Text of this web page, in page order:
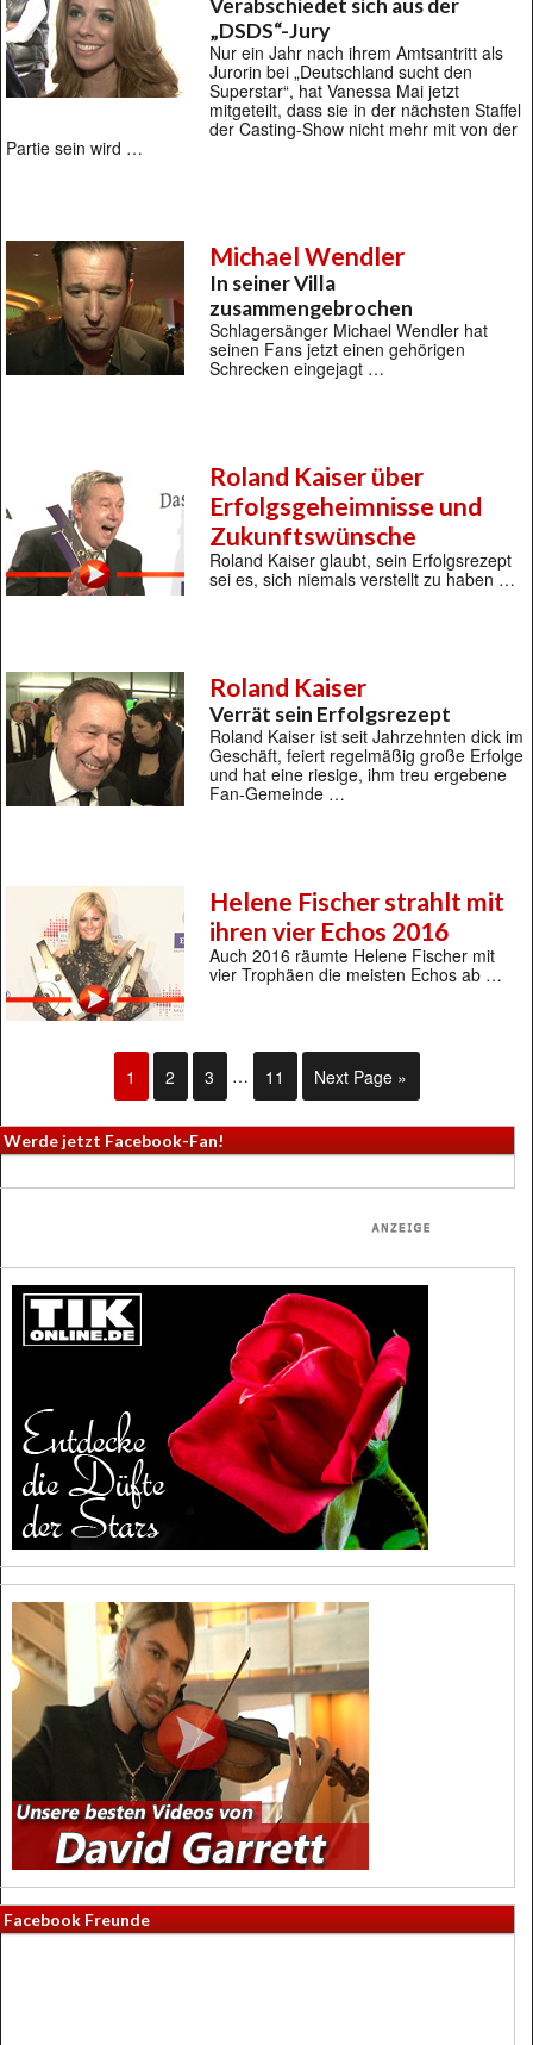
Verabschiedet sich aus der
„DSDS“-Jury
Nur ein Jahr nach ihrem Amtsantritt als
Jurorin bei „Deutschland sucht den
Superstar“, hat Vanessa Mai jetzt
mitgeteilt, dass sie in der nächsten Staffel
der Casting-Show nicht mehr mit von der
Partie sein wird …
Michael Wendler
In seiner Villa
zusammengebrochen
Schlagersänger Michael Wendler hat
seinen Fans jetzt einen gehörigen
Schrecken eingejagt …
Roland Kaiser über
Erfolgsgeheimnisse und
Zukunftswünsche
Roland Kaiser glaubt, sein Erfolgsrezept
sei es, sich niemals verstellt zu haben …
Roland Kaiser
Verrät sein Erfolgsrezept
Roland Kaiser ist seit Jahrzehnten dick im
Geschäft, feiert regelmäßig große Erfolge
und hat eine riesige, ihm treu ergebene
Fan-Gemeinde …
Helene Fischer strahlt mit
ihren vier Echos 2016
Auch 2016 räumte Helene Fischer mit
vier Trophäen die meisten Echos ab …
1 2 3 … 11 Next Page »
Werde jetzt Facebook-Fan!
Facebook Freunde